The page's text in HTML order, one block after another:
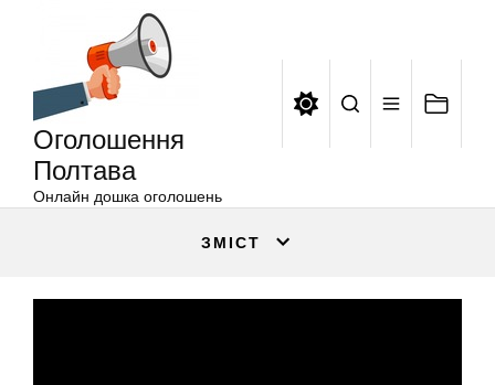
Оголошення
Полтава
Онлайн дошка оголошень
ЗМІСТ